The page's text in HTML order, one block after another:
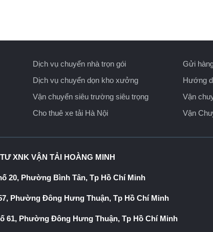
Dịch vụ chuyển nhà trọn gói
Dịch vụ chuyển dọn kho xưởng
Vận chuyển siêu trường siêu trọng
Cho thuê xe tải Hà Nội
Gửi
Hướng
Vận
Vận
XNK VẬN TẢI HOÀNG MINH
20, Phường Bình Tân, Tp Hồ Chí Minh
Phường Đông Hưng Thuận, Tp Hồ Chí Minh
61, Phường Đông Hưng Thuận, Tp Hồ Chí Minh